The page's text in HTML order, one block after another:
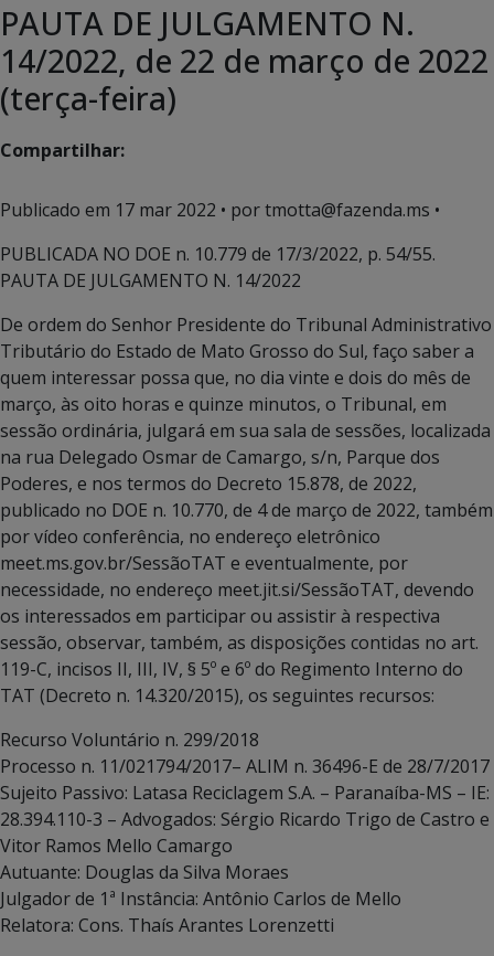
PAUTA DE JULGAMENTO N.
14/2022, de 22 de março de 2022
(terça-feira)
Compartilhar:
Publicado em 17 mar 2022 • por tmotta@fazenda.ms •
PUBLICADA NO DOE n. 10.779 de 17/3/2022, p. 54/55.
PAUTA DE JULGAMENTO N. 14/2022
De ordem do Senhor Presidente do Tribunal Administrativo
Tributário do Estado de Mato Grosso do Sul, faço saber a
quem interessar possa que, no dia vinte e dois do mês de
março, às oito horas e quinze minutos, o Tribunal, em
sessão ordinária, julgará em sua sala de sessões, localizada
na rua Delegado Osmar de Camargo, s/n, Parque dos
Poderes, e nos termos do Decreto 15.878, de 2022,
publicado no DOE n. 10.770, de 4 de março de 2022, também
por vídeo conferência, no endereço eletrônico
meet.ms.gov.br/SessãoTAT e eventualmente, por
necessidade, no endereço meet.jit.si/SessãoTAT, devendo
os interessados em participar ou assistir à respectiva
sessão, observar, também, as disposições contidas no art.
119-C, incisos II, III, IV, § 5º e 6º do Regimento Interno do
TAT (Decreto n. 14.320/2015), os seguintes recursos:
Recurso Voluntário n. 299/2018
Processo n. 11/021794/2017– ALIM n. 36496-E de 28/7/2017
Sujeito Passivo: Latasa Reciclagem S.A. – Paranaíba-MS – IE:
28.394.110-3 – Advogados: Sérgio Ricardo Trigo de Castro e
Vitor Ramos Mello Camargo
Autuante: Douglas da Silva Moraes
Julgador de 1ª Instância: Antônio Carlos de Mello
Relatora: Cons. Thaís Arantes Lorenzetti